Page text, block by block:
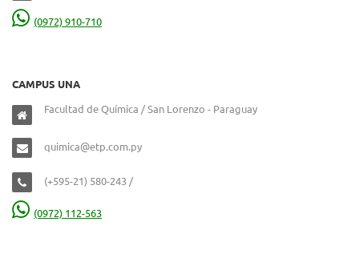
(0972) 910-710
CAMPUS UNA
Facultad de Química / San Lorenzo - Paraguay
quimica@etp.com.py
(+595-21) 580-243 /
(0972) 112-563